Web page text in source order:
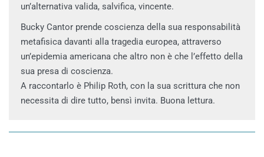
un’alternativa valida, salvifica, vincente.
Bucky Cantor prende coscienza della sua responsabilità
metafisica davanti alla tragedia europea, attraverso
un’epidemia americana che altro non è che l’effetto della
sua presa di coscienza.
A raccontarlo è Philip Roth, con la sua scrittura che non
necessita di dire tutto, bensì invita. Buona lettura.